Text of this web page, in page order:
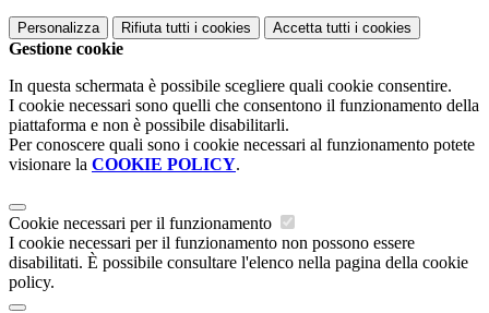
Personalizza Rifiuta tutti i cookies Accetta tutti i cookies
Gestione cookie
In questa schermata è possibile scegliere quali cookie consentire.
I cookie necessari sono quelli che consentono il funzionamento della
piattaforma e non è possibile disabilitarli.
Per conoscere quali sono i cookie necessari al funzionamento potete
visionare la COOKIE POLICY.
Cookie necessari per il funzionamento
I cookie necessari per il funzionamento non possono essere
disabilitati. È possibile consultare l'elenco nella pagina della cookie
policy.